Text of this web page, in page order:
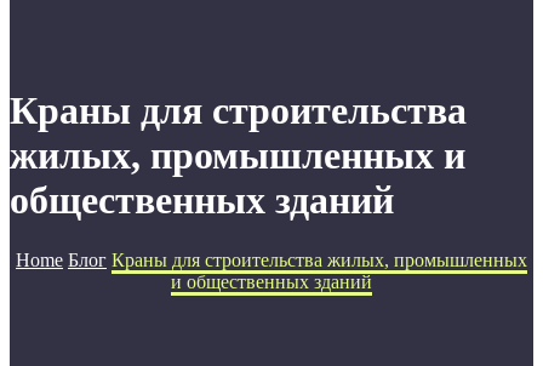
Краны для строительства
жилых, промышленных и
общественных зданий
Home Блог Краны для строительства жилых, промышленных
и общественных зданий